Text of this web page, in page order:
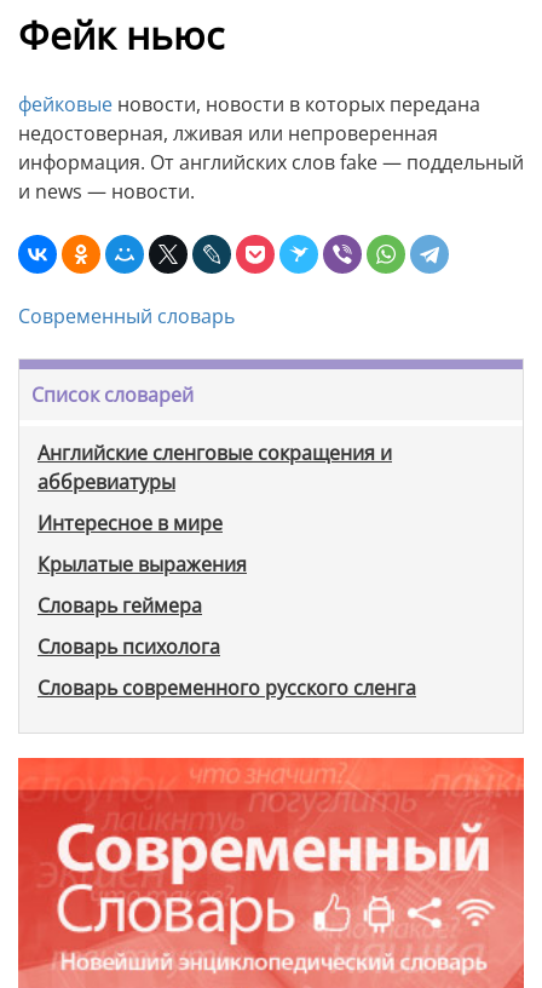
Фейк ньюс
фейковые новости, новости в которых передана
недостоверная, лживая или непроверенная
информация. От английских слов fake — поддельный
и news — новости.
Современный словарь
Список словарей
Английские сленговые сокращения и
аббревиатуры
Интересное в мире
Крылатые выражения
Словарь геймера
Словарь психолога
Словарь современного русского сленга